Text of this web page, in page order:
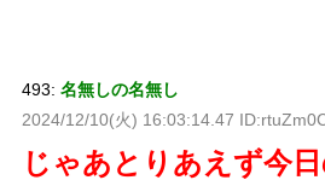
493: 名無しの名無し
2024/12/10(火) 16:03:14.47
じゃあとりあえず今